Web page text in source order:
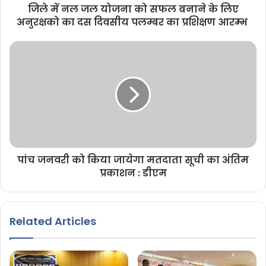
जिले में नल जल योजना को सफल बनाने के लिए
अनुरक्षको का दस दिवसीय पलम्बर का प्रशिक्षण आरम्भ
पांच जनवरी को किया जायेगा मतदाता सूची का अंतिम
प्रकाशन : डीएम
Related Articles